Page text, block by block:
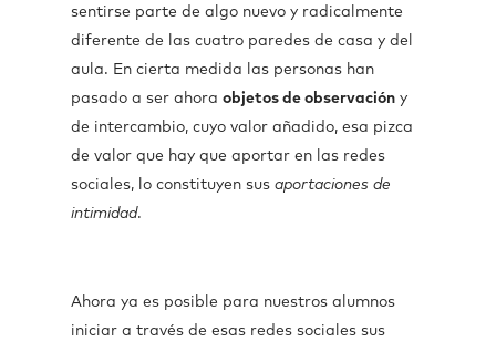
sentirse parte de algo nuevo y radicalmente
diferente de las cuatro paredes de casa y del
aula. En cierta medida las personas han
pasado a ser ahora objetos de observación y
de intercambio, cuyo valor añadido, esa pizca
de valor que hay que aportar en las redes
sociales, lo constituyen sus aportaciones de
intimidad.
Ahora ya es posible para nuestros alumnos
iniciar a través de esas redes sociales sus